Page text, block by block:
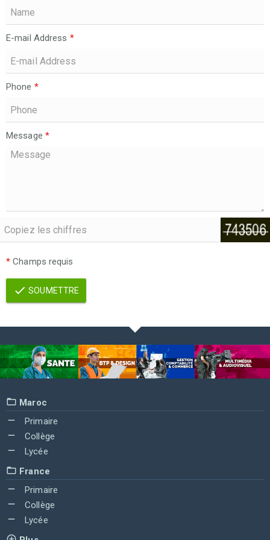
E-mail Address *
Phone *
Message *
* Champs requis
SOUMETTRE
Maroc
Primaire
Collège
Lycée
France
Primaire
Collège
Lycée